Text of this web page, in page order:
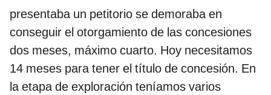
presentaba un petitorio se demoraba en
conseguir el otorgamiento de las concesiones
dos meses, máximo cuarto. Hoy necesitamos
14 meses para tener el título de concesión. En
la etapa de exploración teníamos varios